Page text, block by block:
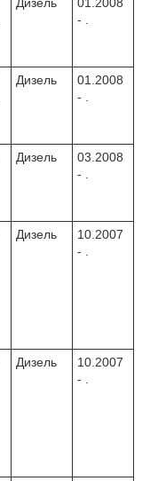
- .
Дизель
01.2008
- .
Дизель
03.2008
- .
Дизель
10.2007
- .
Дизель
10.2007
- .